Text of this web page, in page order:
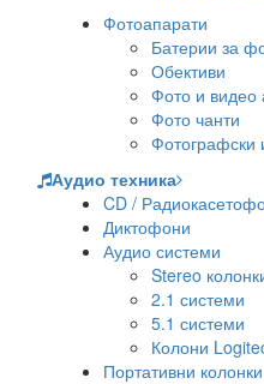
Фотоапарати
Батерии за
Обективи
Фото и видео
Фото чанти
Фотографски
Аудио техника
CD /
Диктофони
Аудио системи
Stereo
2.1 системи
5.1 системи
Колони
Портативни колонки